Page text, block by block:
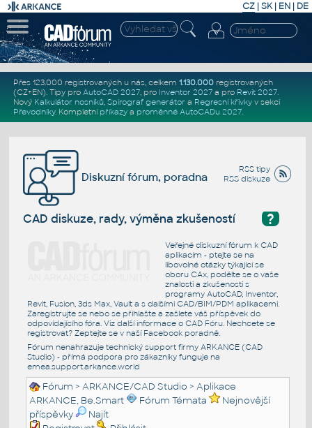
CZ | SK| EN | DE
Přes 123.000 registrovaných u nás, celkem 1.130.000registrovaných
(CZ+EN). Tipy pro AutoCAD 2027, pro Inventor 2027a pro Revit 2027.
Nový Kalkulátor nosníků, Spirograf generátor a Regresní křivkyv sekci
Převodníky. Kompletní příkazya proměnné AutoCADu 2027.
RSS tipy
RSS diskuze
Diskuzní fórum, poradna
?
CAD diskuze, rady, výměna zkušeností
Veřejné diskuzní fórum k CAD
aplikacím - ptejte se na
libovolné otázky týkající se
oboru CAx, podělte se o vaše
znalosti a zkušenosti s
programy AutoCAD, Inventor,
Revit, Fusion, 3ds Max, Vault a s dalšími CAD/BIM/PDM aplikacemi.
Zaregistrujte se nebo se přihlašte a zašlete váš příspěvek do
odpovídajícího fóra. Viz další informace o CAD Fóru. Nechcete se
registrovat? Zeptejte se v naší Facebook poradně.
Fórum nenahrazuje technický support firmy ARKANCE (CAD
Studio) - přímá podpora pro zákazníky funguje na
emea.support.arkance.world
Fórum >ARKANCE/CAD Studio >Aplikace
ARKANCE, Be.Smart
Fórum Témata
Nejnovější
příspěvky
Najít